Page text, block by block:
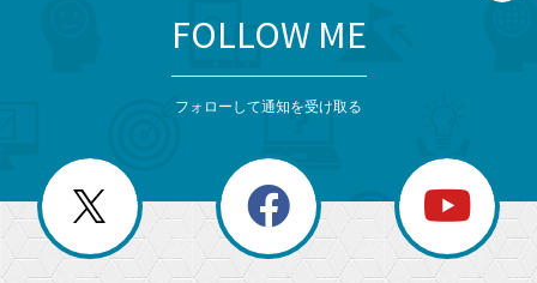
じ
る
search
閉
じ
る
ー
か
ら
FOLLOW ME
フォローして通知を受け取る